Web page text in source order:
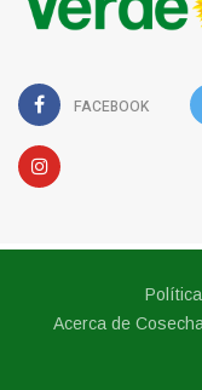
FACEBOOK
Acerca de